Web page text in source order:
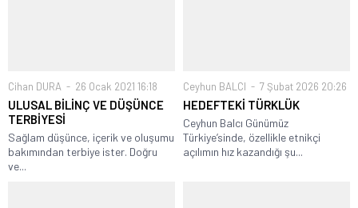
Cihan DURA 26 Ocak 2021 16:18
ULUSAL BİLİNÇ VE DÜŞÜNCE
TERBİYESİ
Sağlam düşünce, içerik ve oluşumu
bakımından terbiye ister. Doğru
ve...
Ceyhun BALCI 7 Şubat 2026 20:26
HEDEFTEKİ TÜRKLÜK
Ceyhun Balcı Günümüz
Türkiye’sinde, özellikle etnikçi
açılımın hız kazandığı şu...